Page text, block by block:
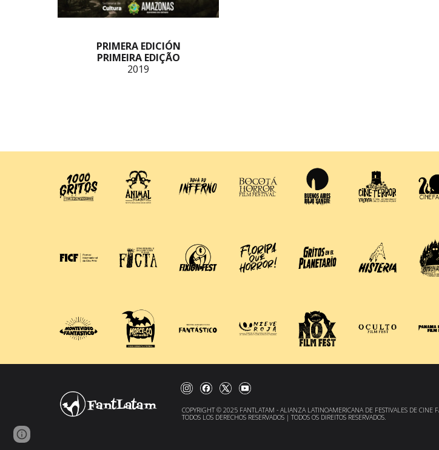
PRIMERA EDICIÓN
PRIMEIRA EDIÇÃO
2019
COPYRIGHT © 2025 FANTLATAM - ALIANZA LATINOAMERICANA DE FESTIVALES DE CINE
TODOS LOS DERECHOS RESERVADOS | TODOS OS DIREITOS RESERVADOS.